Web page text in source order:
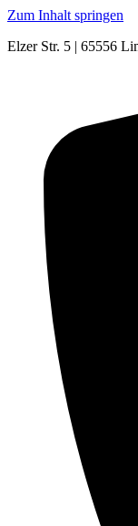
Zum Inhalt springen
Elzer Str. 5 | 65556